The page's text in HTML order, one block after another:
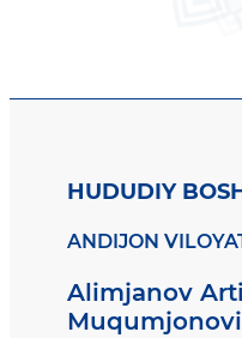
HUDUDIY
ANDIJON
Alimjanov